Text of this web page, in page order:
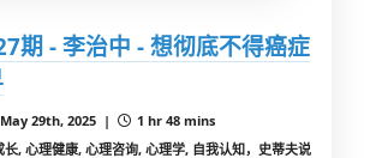
期 - 李治中 - 想彻底不得癌症
May 29th, 2025 |
1 hr 48 mins
, 心理健康, 心理咨询, 心理学, 自我认知，史蒂夫说